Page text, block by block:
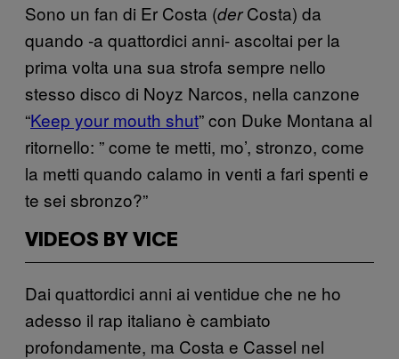
Sono un fan di Er Costa (derCosta) da
quando -a quattordici anni- ascoltai per la
prima volta una sua strofa sempre nello
stesso disco di Noyz Narcos, nella canzone
“Keep your mouth shut” con Duke Montana al
ritornello: ” come te metti, mo’, stronzo, come
la metti quando calamo in venti a fari spenti e
te sei sbronzo?”
VIDEOS BY VICE
Dai quattordici anni ai ventidue che ne ho
adesso il rap italiano è cambiato
profondamente, ma Costa e Cassel nel